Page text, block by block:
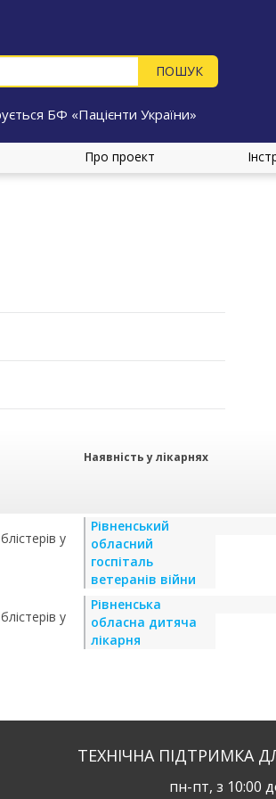
БФ «Пацієнти України»
Про проект
Наявність у лікарнях
у
Рівненський
обласний
госпіталь
ветеранів війни
у
Рівненська
обласна дитяча
лікарня
ТЕХНІЧНА ПІДТРИМКА
пн-пт, з 10:00